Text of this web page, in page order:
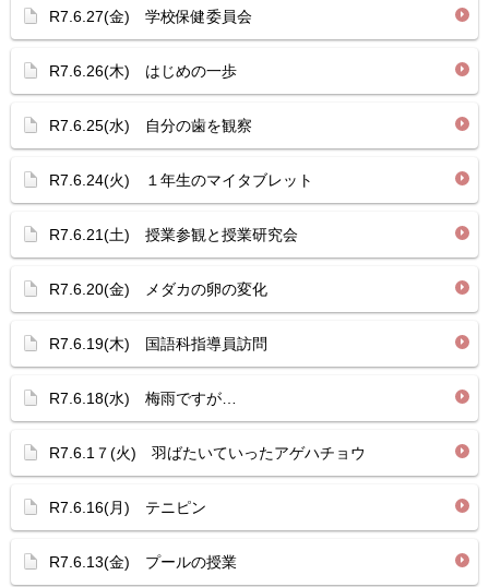
R7.6.27(金) 学校保健委員会
R7.6.26(木) はじめの一歩
R7.6.25(水) 自分の歯を観察
R7.6.24(火) １年生のマイタブレット
R7.6.21(土) 授業参観と授業研究会
R7.6.20(金) メダカの卵の変化
R7.6.19(木) 国語科指導員訪問
R7.6.18(水) 梅雨ですが…
R7.6.1７(火) 羽ばたいていったアゲハチョウ
R7.6.16(月) テニピン
R7.6.13(金) プールの授業